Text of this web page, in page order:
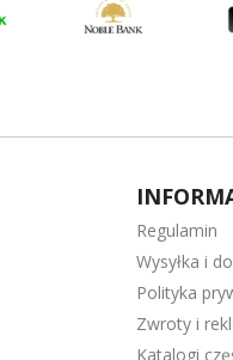
Regulamin
Wysyłka i
Polityka
Zwroty i
Katalogi